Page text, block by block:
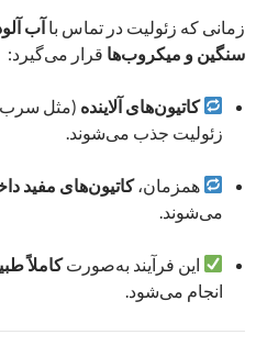
زمانی که زئولیت در تماس با آب
سنگین و میکروب‌ها قرار می‌گیرد:
کاتیون‌های آلاینده (مثل
زئولیت جذب می‌شوند.
همزمان،کاتیون‌های مفید
می‌شوند.
این فرآیند به‌صورتکاملاً
انجام می‌شود.